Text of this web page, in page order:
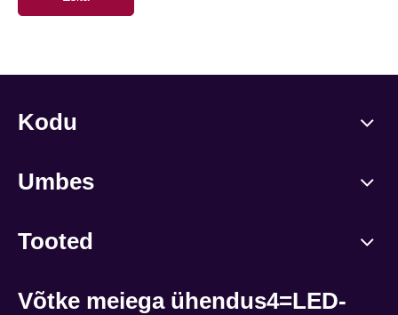
Kodu
Umbes
Tooted
Võtke meiega ühendus4=LED-